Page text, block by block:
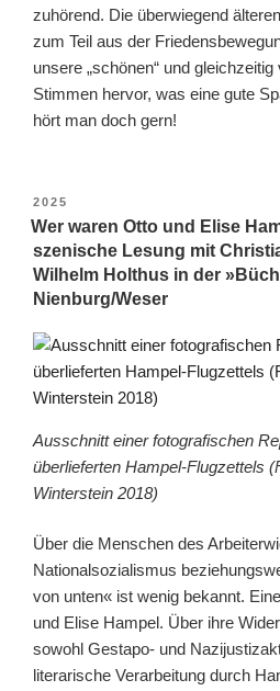
zuhörend. Die überwiegend
zum Teil aus der
unsere „schönen“ und
Stimmen hervor, was eine gute
hört man doch gern!
VERÖFFENTLICHT
AM
2025
Wer waren Otto und Elise
szenische Lesung mit
Wilhelm Holthus in der
Nienburg/Weser
Ausschnitt einer fotografischen
überlieferten Hampel-Flugzettels
Winterstein 2018)
Über die Menschen des
Nationalsozialismus
von unten« ist wenig bekannt.
und Elise Hampel. Über ihre
sowohl Gestapo- und
literarische Verarbeitung durch